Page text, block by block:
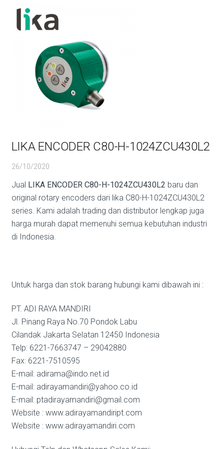
LIKA ENCODER C80-H-1024ZCU430L2
26/10/2020
Jual LIKA ENCODER C80-H-1024ZCU430L2 baru dan
original rotary encoders dari lika C80-H-1024ZCU430L2
series. Kami adalah trading dan distributor lengkap juga
harga murah dapat memenuhi semua kebutuhan industri
di Indonesia.
Untuk harga dan stok barang hubungi kami dibawah ini :
PT. ADI RAYA MANDIRI
Jl. Pinang Raya No.70 Pondok Labu
Cilandak Jakarta Selatan 12450 Indonesia
Telp: 6221-7663747 – 29042880
Fax: 6221-7510595
E-mail: adirama@indo.net.id
E-mail: adirayamandiri@yahoo.co.id
E-mail: ptadirayamandiri@gmail.com
Website : www.adirayamandiript.com
Website : www.adirayamandiri.com